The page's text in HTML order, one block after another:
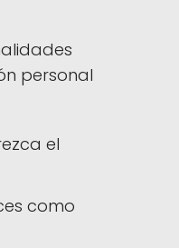
personal
el
como